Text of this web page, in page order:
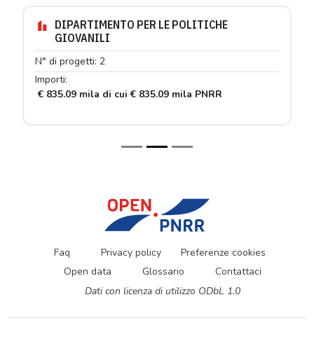
DIPARTIMENTO PER LE POLITICHE
GIOVANILI
N° di progetti: 2
Importi:
€ 835.09 mila di cui € 835.09 mila PNRR
Faq Privacy policy
Preferenze cookies
Open data
Glossario
Contattaci
Dati con licenza di utilizzo ODbL 1.0